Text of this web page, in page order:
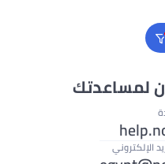
لمساعدتك
الإلكتروني